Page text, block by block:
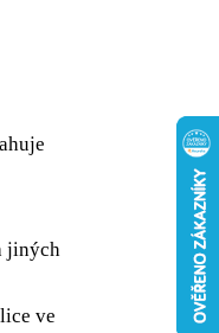
jiných
ve